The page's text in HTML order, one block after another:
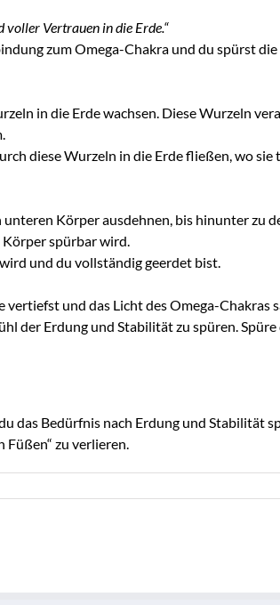
voller Vertrauen in die Erde.“
zum Omega-Chakra und du spürst
in die Erde wachsen. Diese Wurzeln
diese Wurzeln in die Erde fließen, wo
Körper ausdehnen, bis hinunter zu
spürbar wird.
und du vollständig geerdet bist.
und das Licht des Omega-
der Erdung und Stabilität zu spüren.
Bedürfnis nach Erdung und Stabilität
Füßen“ zu verlieren.